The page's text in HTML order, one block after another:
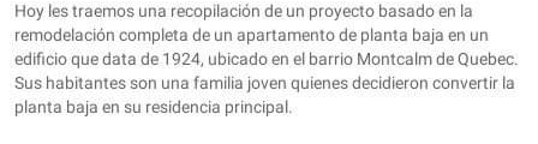
Hoy les traemos una recopilación de un proyecto basado en la
remodelación completa de un apartamento de planta baja en un
edificio que data de 1924, ubicado en el barrio Montcalm de Quebec.
Sus habitantes son una familia joven quienes decidieron convertir la
planta baja en su residencia principal.